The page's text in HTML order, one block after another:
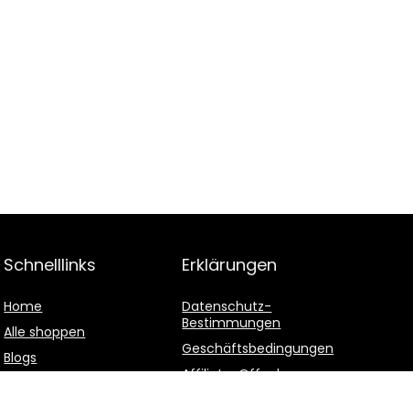
Schnelllinks
Home
Alle shoppen
Blogs
Erklärungen
Datenschutz-
Bestimmungen
Geschäftsbedingungen
Affiliate-Offenlegung